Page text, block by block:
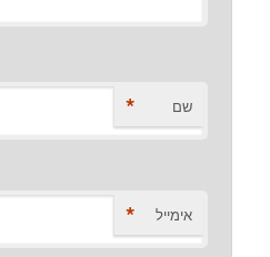
שם *
אימייל *